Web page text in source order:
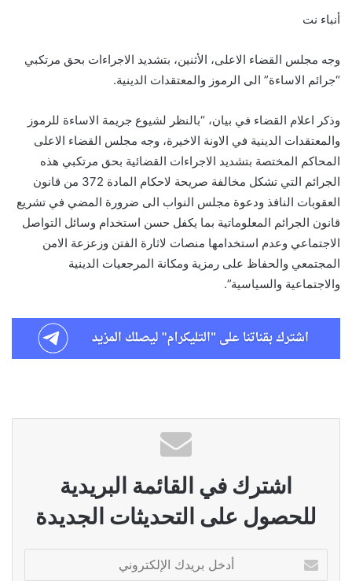
أنباء نت
وجه مجلس القضاء الاعلى، الأثنين، بتشديد الاجراءات بحق مرتكبي
“جرائم الاساءة” الى الرموز والمعتقدات الدينية.
وذكر اعلام القضاء في بيان، “بالنظر لشيوع جريمة الاساءة للرموز
والمعتقدات الدينية في الاونة الاخيرة، وجه مجلس القضاء الاعلى
المحاكم المختصة بتشديد الاجراءات القضائية بحق مرتكبي هذه
الجرائم التي تشكل مخالفة صريحة لاحكام المادة 372 من قانون
العقوبات النافذ ودعوة مجلس النواب الى ضرورة المضي في تشريع
قانون الجرائم المعلوماتية بما يكفل حسن استخدام وسائل التواصل
الاجتماعي وعدم استخدامها منصات لاثارة الفتن وزعزعة الامن
المجتمعي والحفاظ على رمزية ومكانة المرجعيات الدينية
والاجتماعية والسياسية”.
اشترك في القائمة البريدية
للحصول على التحديثات الجديدة
بريدك